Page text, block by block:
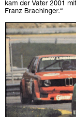
kam der Vater 2001
Franz Brachinger.“